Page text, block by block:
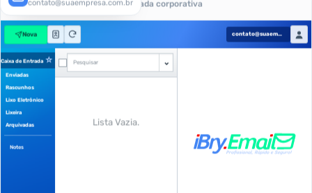
iBry.Email · Caixa de entrada corporativa
Nova contato@suaempresa.com.br
Caixa de Entrada ☆
Enviadas
Rascunhos
Lixo Eletrônico
Lixeira
Arquivadas
Notes
Pesquisar ⌄
Lista Vazia.
contato@suaempresa.com.br